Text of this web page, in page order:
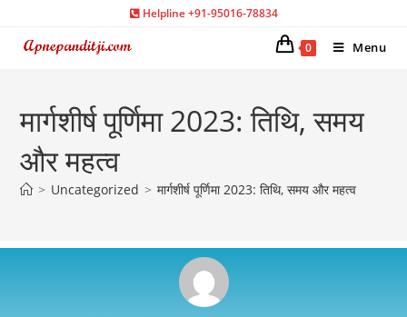
Helpline +91-95016-78834
0 Menu
मार्गशीर्ष पूर्णिमा 2023: तिथि, समय
और महत्व
> Uncategorized > मार्गशीर्ष पूर्णिमा 2023: तिथि, समय और महत्व